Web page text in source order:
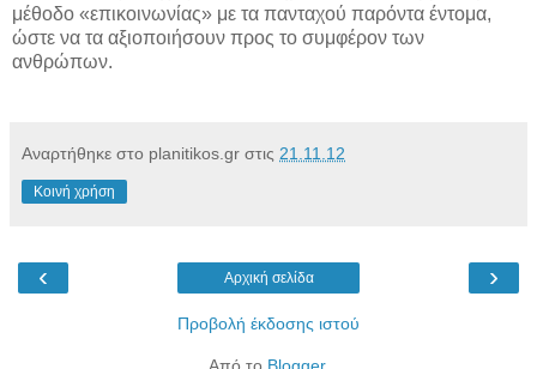
μέθοδο «επικοινωνίας» με τα πανταχού παρόντα έντομα,
ώστε να τα αξιοποιήσουν προς το συμφέρον των
ανθρώπων.
Αναρτήθηκε στο planitikos.gr στις 21.11.12
Κοινή χρήση
‹ ›
Αρχική σελίδα
Προβολή έκδοσης ιστού
Από το Blogger.